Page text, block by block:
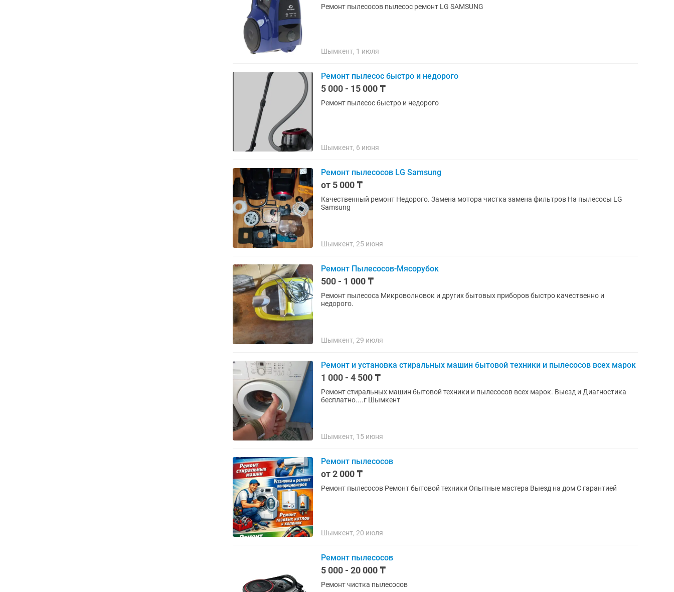
Ремонт пылесосов пылесос ремонт LG SAMSUNG
Шымкент, 1 июля
Ремонт пылесос быстро и недорого
5 000 - 15 000 ₸
Ремонт пылесос быстро и недорого
Шымкент, 6 июня
Ремонт пылесосов LG Samsung
от 5 000 ₸
Качественный ремонт Недорого. Замена мотора чистка замена фильтров На пылесосы LG
Samsung
Шымкент, 25 июня
Ремонт Пылесосов-Мясорубок
500 - 1 000 ₸
Ремонт пылесоса Микроволновок и других бытовых приборов быстро качественно и
недорого.
Шымкент, 29 июля
Ремонт и установка стиральных машин бытовой техники и пылесосов всех марок
1 000 - 4 500 ₸
Ремонт стиральных машин бытовой техники и пылесосов всех марок. Выезд и Диагностика
бесплатно....г Шымкент
Шымкент, 15 июня
Ремонт пылесосов
от 2 000 ₸
Ремонт пылесосов Ремонт бытовой техники Опытные мастера Выезд на дом С гарантией
Шымкент, 20 июля
Ремонт пылесосов
5 000 - 20 000 ₸
Ремонт чистка пылесосов